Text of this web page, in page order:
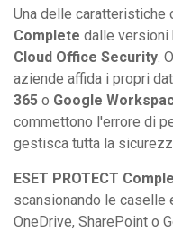
Una delle
Complete dalle versioni
Cloud Office Security.
aziende affida i propri
365 o Google
commettono l'errore di
gestisca tutta la
ESET PROTECT
scansionando le caselle
OneDrive, SharePoint o